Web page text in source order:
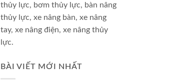
thủy lực, bơm thủy lực, bàn nâng
thủy lực, xe nâng bàn, xe nâng
tay, xe nâng điện, xe nâng thủy
lực.
BÀI VIẾT MỚI NHẤT